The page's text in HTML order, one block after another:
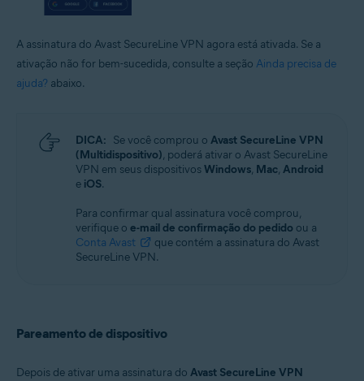
A assinatura do Avast SecureLine VPN agora está ativada. Se a
ativação não for bem-sucedida, consulte a seção Ainda precisa de
ajuda? abaixo.
DICA: Se você comprou o Avast SecureLine VPN
(Multidispositivo), poderá ativar o Avast SecureLine
VPN em seus dispositivosWindows, Mac, Android
e iOS.
Para confirmar qual assinatura você comprou,
verifique o e-mail de confirmação do pedido ou a
Conta Avast
que contém a assinatura do Avast
SecureLine VPN.
Pareamento de dispositivo
Depois de ativar uma assinatura do Avast SecureLine VPN